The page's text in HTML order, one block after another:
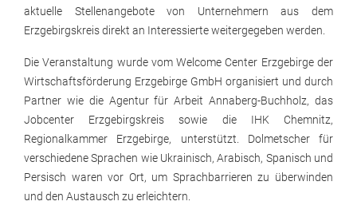
aktuelle Stellenangebote von Unternehmern aus dem
Erzgebirgskreis direkt an Interessierte weitergegeben werden.​
Die Veranstaltung wurde vom Welcome Center Erzgebirge der
Wirtschaftsförderung Erzgebirge GmbH organisiert und durch
Partner wie die Agentur für Arbeit Annaberg-Buchholz, das
Jobcenter Erzgebirgskreis sowie die IHK Chemnitz,
Regionalkammer Erzgebirge, unterstützt. Dolmetscher für
verschiedene Sprachen wie Ukrainisch, Arabisch, Spanisch und
Persisch waren vor Ort, um Sprachbarrieren zu überwinden
und den Austausch zu erleichtern.